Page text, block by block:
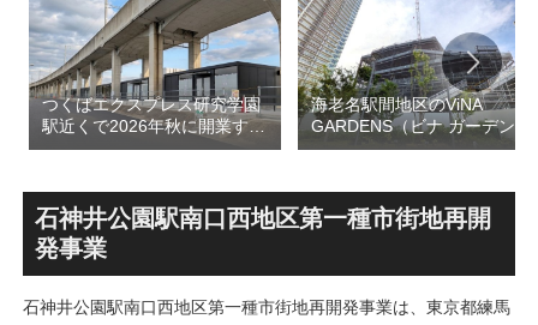
つくばエクスプレス研究学園
駅近くで2026年秋に開業する
高架下商業施設「寿横
跡地の開発計画や商業ビル建
設進行などにより駅前商業地
が形成へ！！
海老名駅間地区のViNA
GARDENS（ビナ ガーデン
ズ）で建設中の「（仮称）フ
テル温浴棟」2026年夏時点建
設状況！！天然温泉のほか子
育て・ペット関連の複合施設
石神井公園駅南口西地区第一種市街地再開
発事業
石神井公園駅南口西地区第一種市街地再開発事業は、東京都練馬